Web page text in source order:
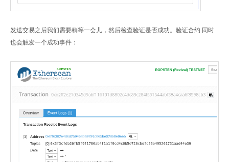
发送交易之后我们需要稍等一会儿，然后检查验证是否成功。验证合约 同时
也会触发一个成功事件：